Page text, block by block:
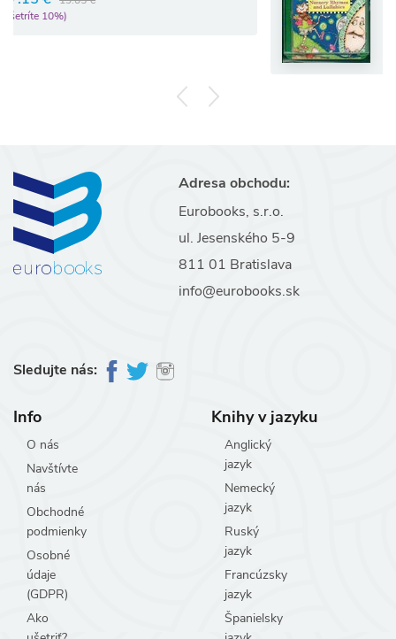
9.89 € 10.99 €
(ušetríte 10%)
Adresa obchodu:
Eurobooks, s.r.o.
ul. Jesenského 5-9
811 01 Bratislava
info@eurobooks.sk
Sledujte nás:
Info
O nás
Navštívte
nás
Obchodné
podmienky
Osobné
údaje
(GDPR)
Ako
Knihy v jazyku
Anglický
jazyk
Nemecký
jazyk
Ruský
jazyk
Francúzsky
jazyk
Španielsky